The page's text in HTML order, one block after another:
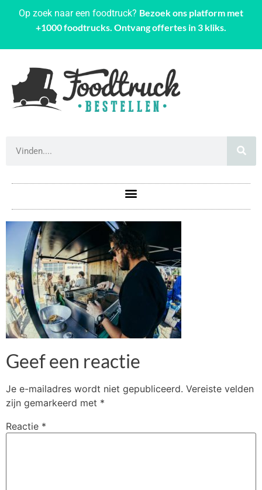
Op zoek naar een foodtruck? Bezoek ons platform met
+1000 foodtrucks. Ontvang offertes in 3 kliks.
Geef een reactie
Je e-mailadres wordt niet gepubliceerd. Vereiste velden
zijn gemarkeerd met *
Reactie *